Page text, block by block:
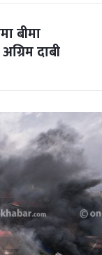
बीमा
दाबी